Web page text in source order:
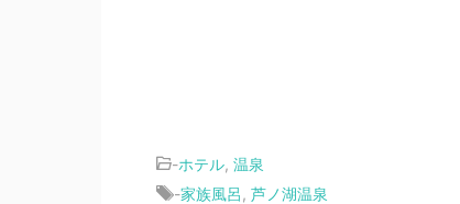
今回は箱根・芦ノ湖温泉で貸
んあるので、赤ちゃん、子供